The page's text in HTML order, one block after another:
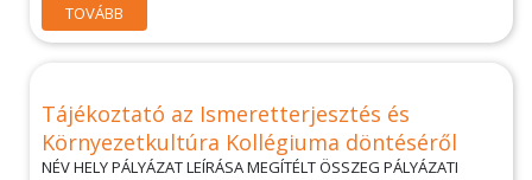
TOVÁBB
Tájékoztató az Ismeretterjesztés és
Környezetkultúra Kollégiuma döntéséről
NÉV HELY PÁLYÁZAT LEÍRÁSA MEGÍTÉLT ÖSSZEG PÁLYÁZATI